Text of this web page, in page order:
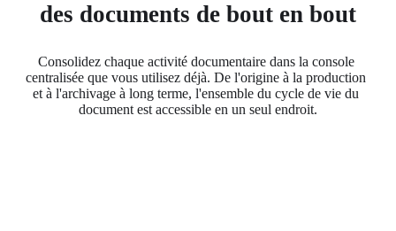
des documents de bout en bout
Consolidez chaque activité documentaire dans la console
centralisée que vous utilisez déjà. De l'origine à la production
et à l'archivage à long terme, l'ensemble du cycle de vie du
document est accessible en un seul endroit.